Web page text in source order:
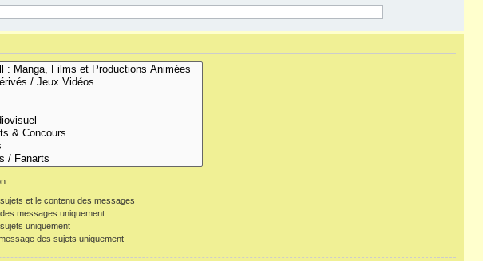
et le contenu des messages
messages uniquement
uniquement
des sujets uniquement